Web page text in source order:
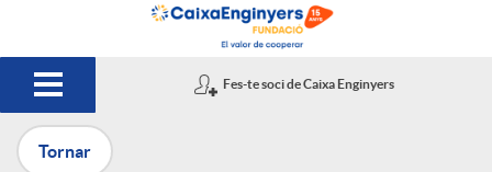
Fes-te soci de Caixa Enginyers
Tornar